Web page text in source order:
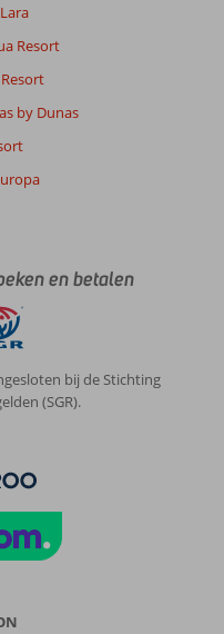
Resort
by Dunas
en betalen
bij de Stichting
(SGR).